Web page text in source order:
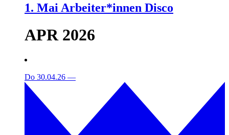
1. Mai Arbeiter*innen Disco
APR 2026
Do 30.04.26 —